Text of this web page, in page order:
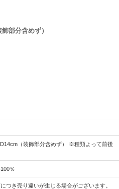
部分含めず）
（装飾部分含めず） ※種類よって前後
％
つき売り違いが生じる場合がございます。